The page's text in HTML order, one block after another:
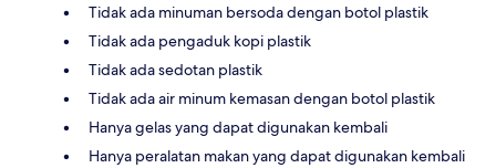
Tidak ada minuman bersoda dengan botol plastik
Tidak ada pengaduk kopi plastik
Tidak ada sedotan plastik
Tidak ada air minum kemasan dengan botol plastik
Hanya gelas yang dapat digunakan kembali
Hanya peralatan makan yang dapat digunakan kembali